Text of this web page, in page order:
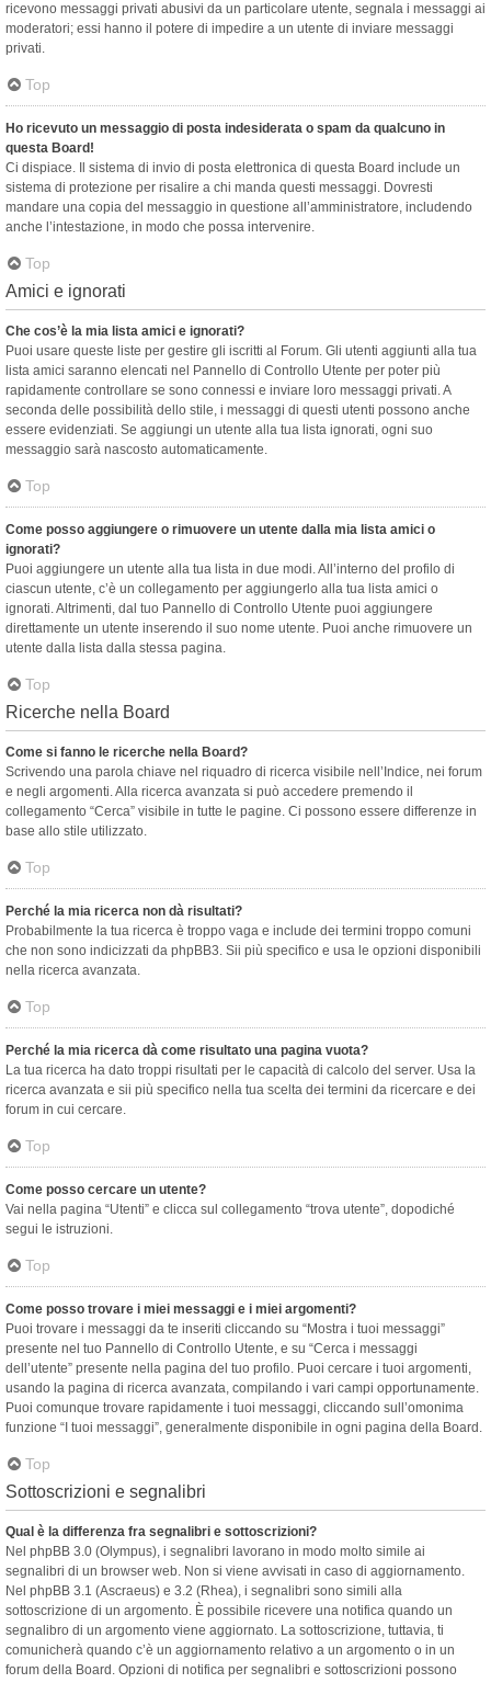
ricevono messaggi privati ​​abusivi da un particolare utente, segnala i messaggi ai
moderatori; essi hanno il potere di impedire a un utente di inviare messaggi
privati​​.
Top
Ho ricevuto un messaggio di posta indesiderata o spam da qualcuno in
questa Board!
Ci dispiace. Il sistema di invio di posta elettronica di questa Board include un
sistema di protezione per risalire a chi manda questi messaggi. Dovresti
mandare una copia del messaggio in questione all’amministratore, includendo
anche l’intestazione, in modo che possa intervenire.
Top
Amici e ignorati
Che cos’è la mia lista amici e ignorati?
Puoi usare queste liste per gestire gli iscritti al Forum. Gli utenti aggiunti alla tua
lista amici saranno elencati nel Pannello di Controllo Utente per poter più
rapidamente controllare se sono connessi e inviare loro messaggi privati. A
seconda delle possibilità dello stile, i messaggi di questi utenti possono anche
essere evidenziati. Se aggiungi un utente alla tua lista ignorati, ogni suo
messaggio sarà nascosto automaticamente.
Top
Come posso aggiungere o rimuovere un utente dalla mia lista amici o
ignorati?
Puoi aggiungere un utente alla tua lista in due modi. All’interno del profilo di
ciascun utente, c’è un collegamento per aggiungerlo alla tua lista amici o
ignorati. Altrimenti, dal tuo Pannello di Controllo Utente puoi aggiungere
direttamente un utente inserendo il suo nome utente. Puoi anche rimuovere un
utente dalla lista dalla stessa pagina.
Top
Ricerche nella Board
Come si fanno le ricerche nella Board?
Scrivendo una parola chiave nel riquadro di ricerca visibile nell’Indice, nei forum
e negli argomenti. Alla ricerca avanzata si può accedere premendo il
collegamento “Cerca” visibile in tutte le pagine. Ci possono essere differenze in
base allo stile utilizzato.
Top
Perché la mia ricerca non dà risultati?
Probabilmente la tua ricerca è troppo vaga e include dei termini troppo comuni
che non sono indicizzati da phpBB3. Sii più specifico e usa le opzioni disponibili
nella ricerca avanzata.
Top
Perché la mia ricerca dà come risultato una pagina vuota?
La tua ricerca ha dato troppi risultati per le capacità di calcolo del server. Usa la
ricerca avanzata e sii più specifico nella tua scelta dei termini da ricercare e dei
forum in cui cercare.
Top
Come posso cercare un utente?
Vai nella pagina “Utenti” e clicca sul collegamento “trova utente”, dopodiché
segui le istruzioni.
Top
Come posso trovare i miei messaggi e i miei argomenti?
Puoi trovare i messaggi da te inseriti cliccando su “Mostra i tuoi messaggi”
presente nel tuo Pannello di Controllo Utente, e su “Cerca i messaggi
dell’utente” presente nella pagina del tuo profilo. Puoi cercare i tuoi argomenti,
usando la pagina di ricerca avanzata, compilando i vari campi opportunamente.
Puoi comunque trovare rapidamente i tuoi messaggi, cliccando sull’omonima
funzione “I tuoi messaggi”, generalmente disponibile in ogni pagina della Board.
Top
Sottoscrizioni e segnalibri
Qual è la differenza fra segnalibri e sottoscrizioni?
Nel phpBB 3.0 (Olympus), i segnalibri lavorano in modo molto simile ai
segnalibri di un browser web. Non si viene avvisati in caso di aggiornamento.
Nel phpBB 3.1 (Ascraeus) e 3.2 (Rhea), i segnalibri sono simili alla
sottoscrizione di un argomento. È possibile ricevere una notifica quando un
segnalibro di un argomento viene aggiornato. La sottoscrizione, tuttavia, ti
comunicherà quando c’è un aggiornamento relativo a un argomento o in un
forum della Board. Opzioni di notifica per segnalibri e sottoscrizioni possono